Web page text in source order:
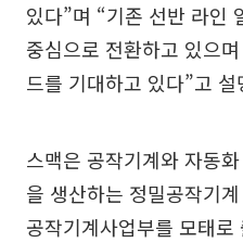
있다”며 “기존 선반 라인
중심으로 전환하고 있으
드를 기대하고 있다”고 설
스맥은 공작기계와 자동
을 생산하는 정밀공작기
공작기계사업부를 모태